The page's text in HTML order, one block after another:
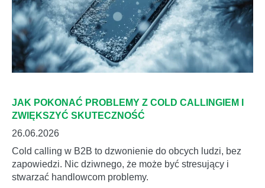
JAK POKONAĆ PROBLEMY Z COLD CALLINGIEM I
ZWIĘKSZYĆ SKUTECZNOŚĆ
26.06.2026
Cold calling w B2B to dzwonienie do obcych ludzi, bez
zapowiedzi. Nic dziwnego, że może być stresujący i
stwarzać handlowcom problemy.